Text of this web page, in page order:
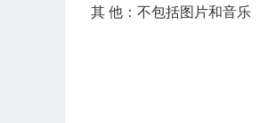
其 他：不包括图片和音乐